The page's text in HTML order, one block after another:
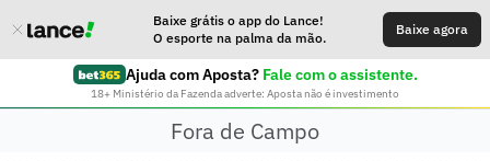
Baixe grátis o app do Lance!
O esporte na palma da mão.
Baixe agora
Ajuda com Aposta? Fale com o assistente.
18+ Ministério da Fazenda adverte: Aposta não é investimento
Fora de Campo